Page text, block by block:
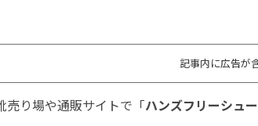
記事内に広告が
売り場や通販サイトで「ハンズフリーシュ